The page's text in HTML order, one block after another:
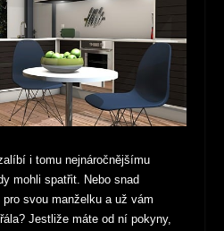
i tomu nejnáročnějšímu
mohli spatřit. Nebo snad
svou manželku a už vám
Jestliže máte od ní pokyny,